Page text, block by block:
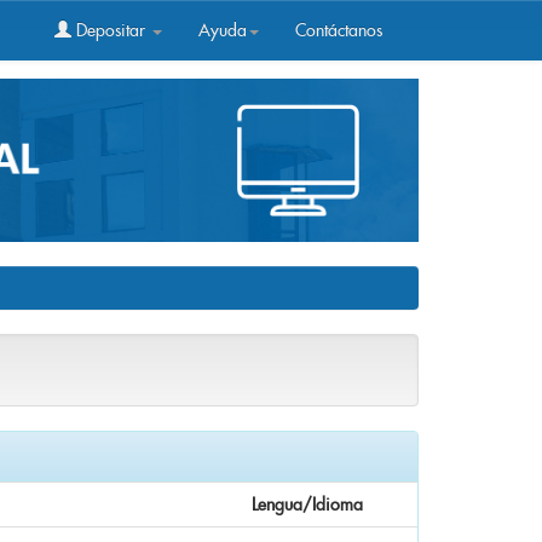
Depositar Ayuda Contáctanos
Lengua/Idioma